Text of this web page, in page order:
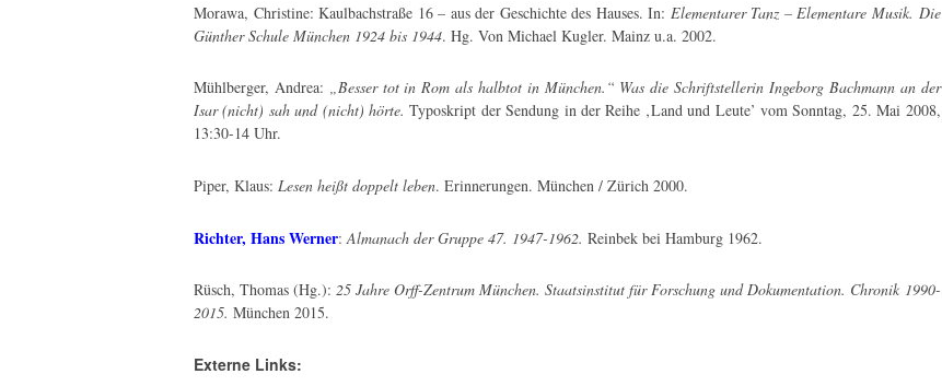
Morawa, Christine: Kaulbachstraße 16 – aus der Geschichte des Hauses. In: Elementarer Tanz – Elementare Musik. Die
Günther Schule München 1924 bis 1944. Hg. Von Michael Kugler. Mainz u.a. 2002.
Mühlberger, Andrea: „Besser tot in Rom als halbtot in München.“ Was die Schriftstellerin Ingeborg Bachmann an der
Isar (nicht) sah und (nicht) hörte.Typoskript der Sendung in der Reihe ‚Land und Leute’ vom Sonntag, 25. Mai 2008,
13:30-14 Uhr.
Piper, Klaus: Lesen heißt doppelt leben. Erinnerungen. München / Zürich 2000.
Richter, Hans Werner: Almanach der Gruppe 47. 1947-1962. Reinbek bei Hamburg 1962.
Rüsch, Thomas (Hg.):25 Jahre Orff-Zentrum München. Staatsinstitut für Forschung und Dokumentation. Chronik 1990-
2015. München 2015.
Externe Links: